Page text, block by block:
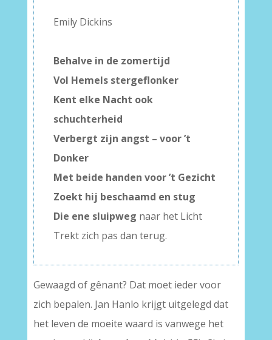
Emily Dickins
Behalve in de zomertijd
Vol Hemels stergeflonker
Kent elke Nacht ook
schuchterheid
Verbergt zijn angst – voor ’t
Donker
Met beide handen voor ’t Gezicht
Zoekt hij beschaamd en stug
Die ene sluipweg naar het Licht
Trekt zich pas dan terug.
Gewaagd of gênant? Dat moet ieder voor
zich bepalen. Jan Hanlo krijgt uitgelegd dat
het leven de moeite waard is vanwege het